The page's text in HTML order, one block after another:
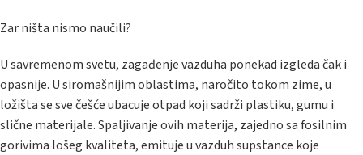
Zar ništa nismo naučili?
U savremenom svetu, zagađenje vazduha ponekad izgleda čak i
opasnije. U siromašnijim oblastima, naročito tokom zime, u
ložišta se sve češće ubacuje otpad koji sadrži plastiku, gumu i
slične materijale. Spaljivanje ovih materija, zajedno sa fosilnim
gorivima lošeg kvaliteta, emituje u vazduh supstance koje